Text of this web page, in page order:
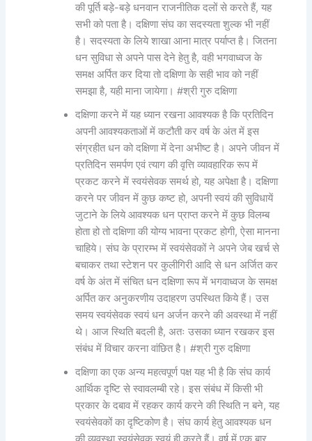
की पूर्ति बड़े-बड़े धनवान राजनीतिक दलों से करते हैं, यह
सभी को पता है। दक्षिणा संघ का सदस्यता शुल्क भी नहीं
है। सदस्यता के लिये शाखा आना मात्र पर्याप्त है। जितना
धन सुविधा से अपने पास देने हेतु है, वही भगवाध्वज के
समक्ष अर्पित कर दिया तो दक्षिणा के सही भाव को नहीं
समझा है, यही माना जायेगा। #श्री गुरु दक्षिणा
दक्षिणा करने में यह ध्यान रखना आवश्यक है कि प्रतिदिन
अपनी आवश्यकताओं में कटौती कर वर्ष के अंत में इस
संग्रहीत धन को दक्षिणा में देना अभीष्ट है। अपने जीवन में
प्रतिदिन समर्पण एवं त्याग की वृत्ति व्यावहारिक रूप में
प्रकट करने में स्वयंसेवक समर्थ हो, यह अपेक्षा है। दक्षिणा
करने पर जीवन में कुछ कष्ट हो, अपनी स्वयं की सुविधायें
जुटाने के लिये आवश्यक धन प्राप्त करने में कुछ विलम्ब
होता हो तो दक्षिणा की योग्य भावना प्रकट होगी, ऐसा मानना
चाहिये। संघ के प्रारम्भ में स्वयंसेवकों ने अपने जेब खर्च से
बचाकर तथा स्टेशन पर कुलीगिरी आदि से धन अर्जित कर
वर्ष के अंत में संचित धन दक्षिणा रूप में भगवाध्वज के समक्ष
अर्पित कर अनुकरणीय उदाहरण उपस्थित किये हैं। उस
समय स्वयंसेवक स्वयं धन अर्जन करने की अवस्था में नहीं
थे। आज स्थिति बदली है, अतः उसका ध्यान रखकर इस
संबंध में विचार करना वांछित है। #श्री गुरु दक्षिणा
दक्षिणा का एक अन्य महत्वपूर्ण पक्ष यह भी है कि संघ कार्य
आर्थिक दृष्टि से स्वावलम्बी रहे। इस संबंध में किसी भी
प्रकार के दबाव में रहकर कार्य करने की स्थिति न बने, यह
स्वयंसेवकों का दृष्टिकोण है। संघ कार्य हेतु आवश्यक धन